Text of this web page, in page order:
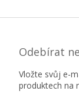
Odebírat
Vložte svůj e-
produktech na